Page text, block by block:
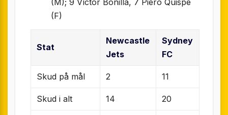
(F)
Stat
Newcastle
Jets
Sydney
FC
Skud på mål 2 11
Skud i alt 14 20